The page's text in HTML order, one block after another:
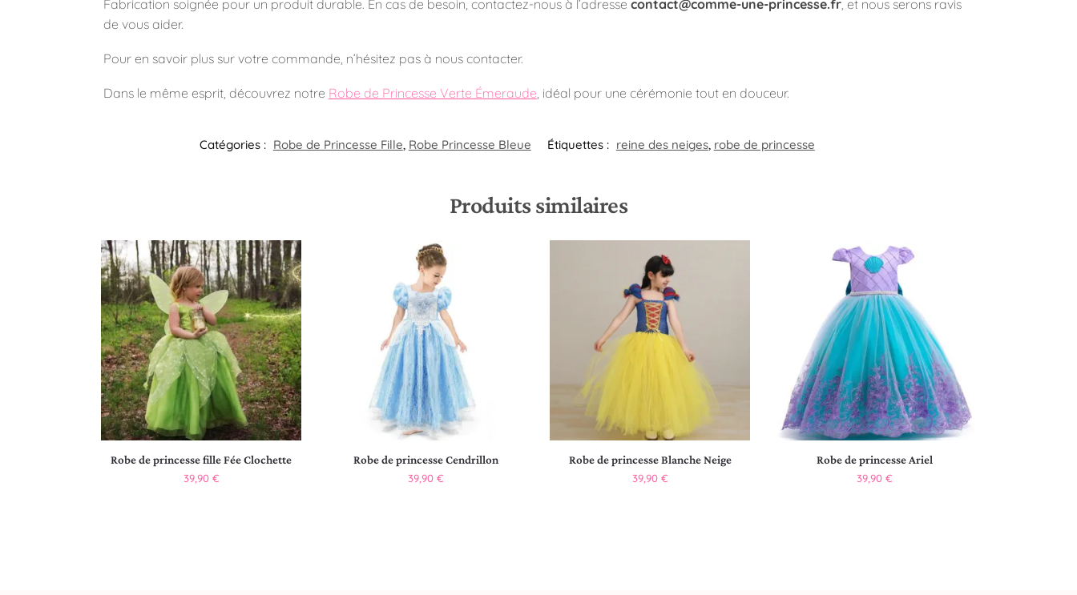
Fabrication soignée pour un produit durable. En cas de besoin, contactez-nous à l’adresse contact@comme-une-princesse.fr, et nous serons ravis
de vous aider.
Pour en savoir plus sur votre commande, n’hésitez pas à nous contacter.
Dans le même esprit, découvrez notre Robe de Princesse Verte Émeraude, idéal pour une cérémonie tout en douceur.
Catégories : Robe de Princesse Fille, Robe Princesse Bleue Étiquettes : reine des neiges, robe de princesse
Produits similaires
Robe de princesse fille Fée Clochette
39,90 €
Robe de princesse Cendrillon
39,90 €
Robe de princesse Blanche Neige
39,90 €
Robe de princesse Ariel
39,90 €